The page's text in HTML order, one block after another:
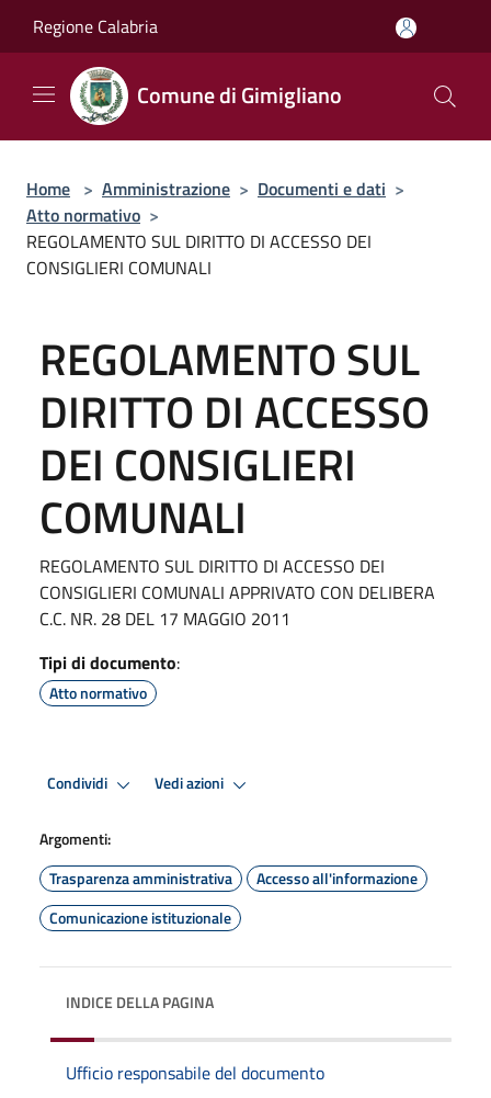
Regione Calabria
Comune di Gimigliano
Home > Amministrazione > Documenti e dati >
Atto normativo >
REGOLAMENTO SUL DIRITTO DI ACCESSO DEI
CONSIGLIERI COMUNALI
REGOLAMENTO SUL
DIRITTO DI ACCESSO
DEI CONSIGLIERI
COMUNALI
REGOLAMENTO SUL DIRITTO DI ACCESSO DEI
CONSIGLIERI COMUNALI APPRIVATO CON DELIBERA
C.C. NR. 28 DEL 17 MAGGIO 2011
Tipi di documento:
Atto normativo
Condividi Vedi azioni
Argomenti:
Trasparenza amministrativa
Accesso all'informazione
Comunicazione istituzionale
INDICE DELLA PAGINA
Ufficio responsabile del documento